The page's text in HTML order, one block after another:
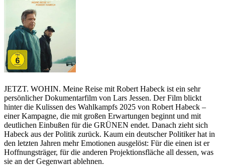
JETZT. WOHIN. Meine Reise mit Robert Habeck ist ein sehr
persönlicher Dokumentarfilm von Lars Jessen. Der Film blickt
hinter die Kulissen des Wahlkampfs 2025 von Robert Habeck –
einer Kampagne, die mit großen Erwartungen beginnt und mit
deutlichen Einbußen für die GRÜNEN endet. Danach zieht sich
Habeck aus der Politik zurück. Kaum ein deutscher Politiker hat in
den letzten Jahren mehr Emotionen ausgelöst: Für die einen ist er
Hoffnungsträger, für die anderen Projektionsfläche all dessen, was
sie an der Gegenwart ablehnen.